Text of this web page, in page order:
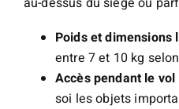
Poids et dimensions
entre 7 et 10 kg
Accès pendant le vol
soi les objets